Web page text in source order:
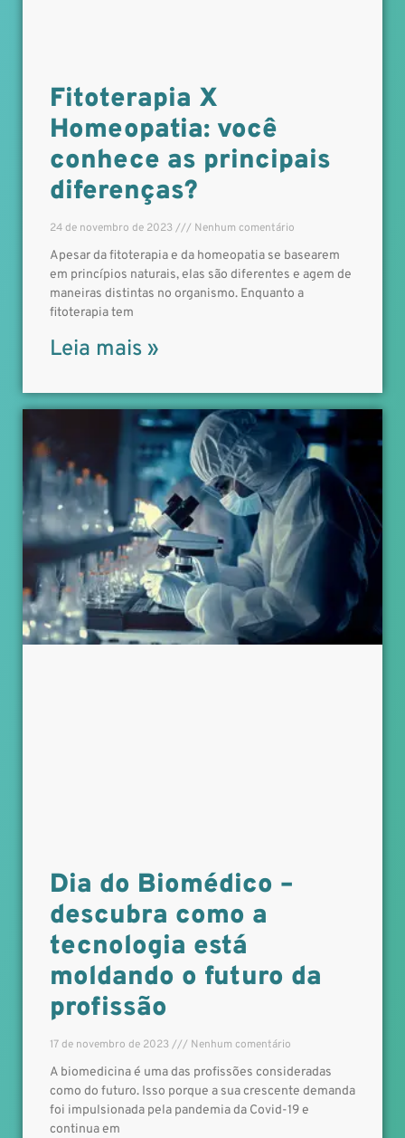
Fitoterapia X
Homeopatia: você
conhece as principais
diferenças?
24 de novembro de 2023 Nenhum comentário
Apesar da fitoterapia e da homeopatia se basearem
em princípios naturais, elas são diferentes e agem de
maneiras distintas no organismo. Enquanto a
fitoterapia tem
Leia mais »
Dia do Biomédico –
descubra como a
tecnologia está
moldando o futuro da
profissão
17 de novembro de 2023 Nenhum comentário
A biomedicina é uma das profissões consideradas
como do futuro. Isso porque a sua crescente demanda
foi impulsionada pela pandemia da Covid-19 e
continua em